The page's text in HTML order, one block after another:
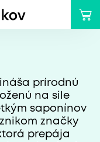
prírodnú
na sile
saponínov
značky
prepája